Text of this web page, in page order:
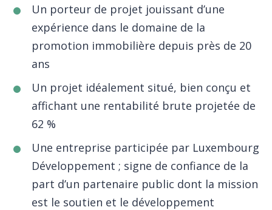
Un porteur de projet jouissant d’une
expérience dans le domaine de la
promotion immobilière depuis près de 20
ans
Un projet idéalement situé, bien conçu et
affichant une rentabilité brute projetée de
62 %
Une entreprise participée par Luxembourg
Développement ; signe de confiance de la
part d’un partenaire public dont la mission
est le soutien et le développement